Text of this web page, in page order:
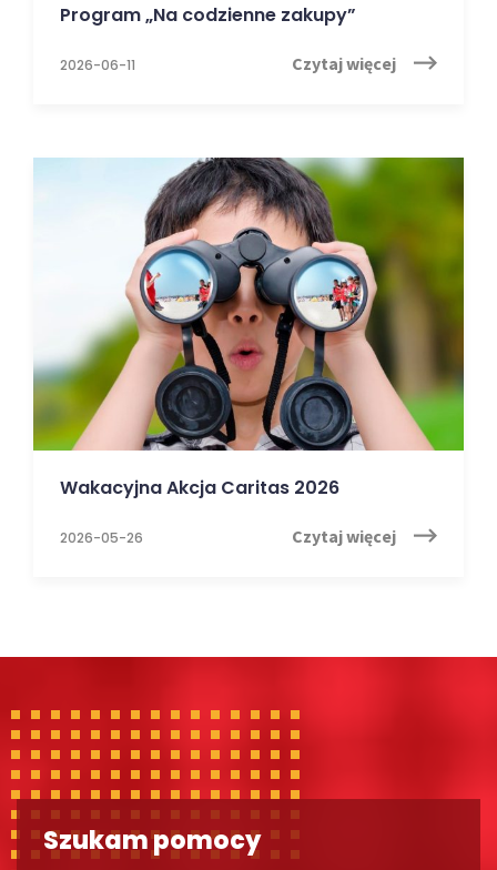
Program „Na codzienne zakupy”
2026-06-11 Czytaj więcej
Wakacyjna Akcja Caritas 2026
2026-05-26 Czytaj więcej
Szukam pomocy